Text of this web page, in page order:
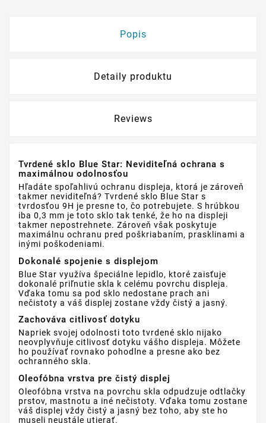
Popis
Detaily produktu
Reviews
Tvrdené sklo Blue Star: Neviditeľná ochrana s
maximálnou odolnosťou
Hľadáte spoľahlivú ochranu displeja, ktorá je zároveň
takmer neviditeľná? Tvrdené sklo Blue Star s
tvrdosťou 9H je presne to, čo potrebujete. S hrúbkou
iba 0,3 mm je toto sklo tak tenké, že ho na displeji
takmer nepostrehnete. Zároveň však poskytuje
maximálnu ochranu pred poškriabaním, prasklinami a
inými poškodeniami.
Dokonalé spojenie s displejom
Blue Star využíva špeciálne lepidlo, ktoré zaisťuje
dokonalé priľnutie skla k celému povrchu displeja.
Vďaka tomu sa pod sklo nedostane prach ani
nečistoty a váš displej zostane vždy čistý a jasný.
Zachováva citlivosť dotyku
Napriek svojej odolnosti toto tvrdené sklo nijako
neovplyvňuje citlivosť dotyku vášho displeja. Môžete
ho používať rovnako pohodlne a presne ako bez
ochranného skla.
Oleofóbna vrstva pre čistý displej
Oleofóbna vrstva na povrchu skla odpudzuje odtlačky
prstov, mastnotu a iné nečistoty. Vďaka tomu zostane
váš displej vždy čistý a jasný bez toho, aby ste ho
museli neustále utierať.